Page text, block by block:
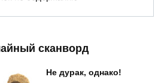
сканворд
Не дурак, однако!